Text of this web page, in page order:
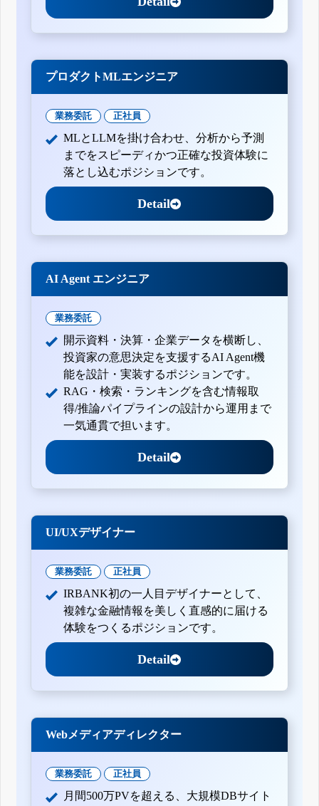
プロダクトMLエンジニア
業務委託 正社員
MLとLLMを掛け合わせ、分析から予測
までをスピーディかつ正確な投資体験に
落とし込むポジションです。
Detail
AI Agent エンジニア
業務委託
開示資料・決算・企業データを横断し、
投資家の意思決定を支援するAI Agent機
能を設計・実装するポジションです。
RAG・検索・ランキングを含む情報取
得/推論パイプラインの設計から運用まで
一気通貫で担います。
Detail
UI/UXデザイナー
業務委託 正社員
IRBANK初の一人目デザイナーとして、
複雑な金融情報を美しく直感的に届ける
体験をつくるポジションです。
Detail
Webメディアディレクター
業務委託 正社員
月間500万PVを超える、大規模DBサイト